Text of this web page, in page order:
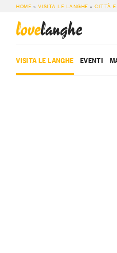
HOME » VISITA LE LANGHE »CITTÀ E PAESI
lovelanghe
VISITA LE LANGHE EVENTI